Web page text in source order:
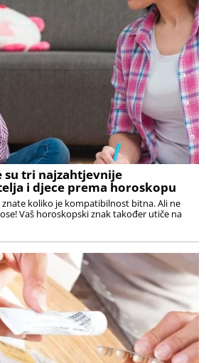
su tri najzahtjevnije
i djece prema horoskopu
koliko je kompatibilnost bitna. Ali ne
Vaš horoskopski znak također utiče na